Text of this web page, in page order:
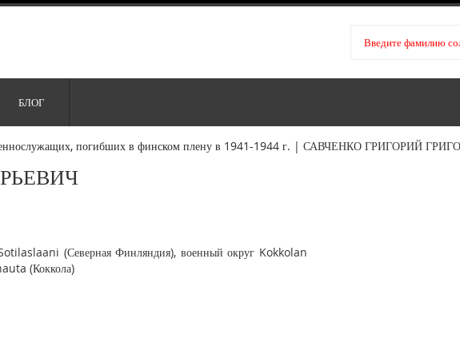
БЛОГ
погибших в финском плену в 1941-1944 г. | САВЧЕНКО ГРИГОРИЙ
(Северная Финляндия), военный округ Kokkolan
(Коккола)